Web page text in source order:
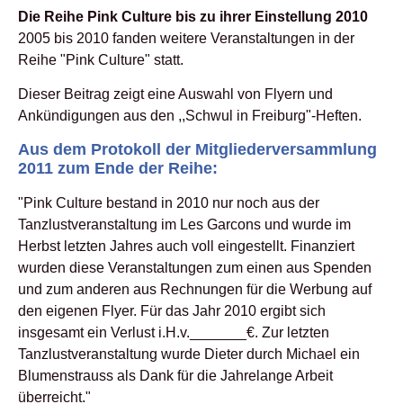
Die Reihe Pink Culture bis zu ihrer Einstellung 2010
2005 bis 2010 fanden weitere Veranstaltungen in der
Reihe "Pink Culture" statt.
Dieser Beitrag zeigt eine Auswahl von Flyern und
Ankündigungen aus den ,,Schwul in Freiburg"-Heften.
Aus dem Protokoll der Mitgliederversammlung
2011 zum Ende der Reihe:
"Pink Culture bestand in 2010 nur noch aus der
Tanzlustveranstaltung im Les Garcons und wurde im
Herbst letzten Jahres auch voll eingestellt. Finanziert
wurden diese Veranstaltungen zum einen aus Spenden
und zum anderen aus Rechnungen für die Werbung auf
den eigenen Flyer. Für das Jahr 2010 ergibt sich
insgesamt ein Verlust i.H.v._______€. Zur letzten
Tanzlustveranstaltung wurde Dieter durch Michael ein
Blumenstrauss als Dank für die Jahrelange Arbeit
überreicht."